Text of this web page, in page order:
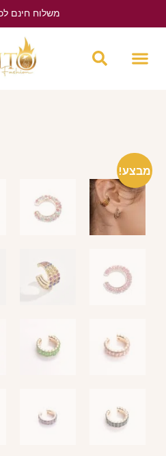
משלוח חינם
מבצע!